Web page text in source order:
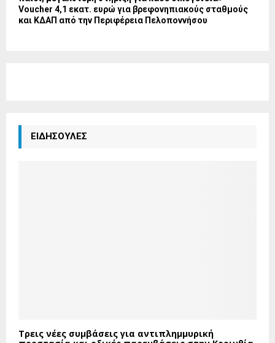
Voucher 4,1 εκατ. ευρώ για βρεφονηπιακούς σταθμούς
και ΚΔΑΠ από την Περιφέρεια Πελοποννήσου
ΕΙΔΗΣΟΥΛΕΣ
Τρεις νέες συμβάσεις για αντιπλημμυρική